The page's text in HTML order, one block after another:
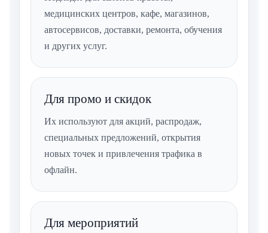
медицинских центров, кафе, магазинов,
автосервисов, доставки, ремонта, обучения
и других услуг.
Для промо и скидок
Их используют для акций, распродаж,
специальных предложений, открытия
новых точек и привлечения трафика в
офлайн.
Для мероприятий